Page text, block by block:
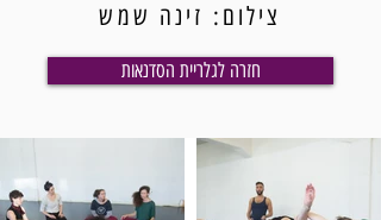
צילום: זינה שמש
חזרה לגלריית הסדנאות